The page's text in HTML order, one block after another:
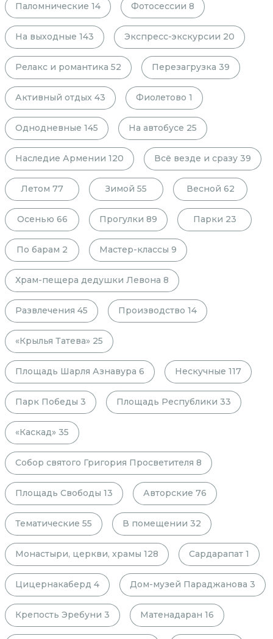
Паломнические 14 Фотосессии 8
На выходные 143 Экспресс-экскурсии 20
Релакс и романтика 52 Перезагрузка 39
Активный отдых 43 Фиолетово 1
Однодневные 145 На автобусе 25
Наследие Армении 120 Всё везде и сразу 39
Летом 77 Зимой 55 Весной 62
Осенью 66 Прогулки 89 Парки 23
По барам 2 Мастер-классы 9
Храм-пещера дедушки Левона 8
Развлечения 45 Производство 14
«Крылья Татева» 25
Площадь Шарля Азнавура 6 Нескучные 117
Парк Победы 3 Площадь Республики 33
«Каскад» 35
Собор святого Григория Просветителя 8
Площадь Свободы 13 Авторские 76
Тематические 55 В помещении 32
Монастыри, церкви, храмы 128 Сардарапат 1
Цицернакаберд 4 Дом-музей Параджанова 3
Крепость Эребуни 3 Матенадаран 16